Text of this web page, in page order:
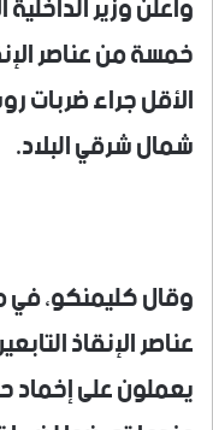
خمسة من عناصر
الأقل جراء
شمال شرقي البلاد.
وقال كليمنكو، في
عناصر الإنقاذ
يعملون على